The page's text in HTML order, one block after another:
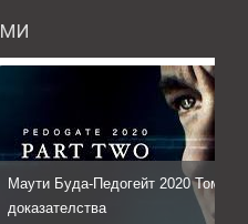
Педогейт 2020 Том Хенкс